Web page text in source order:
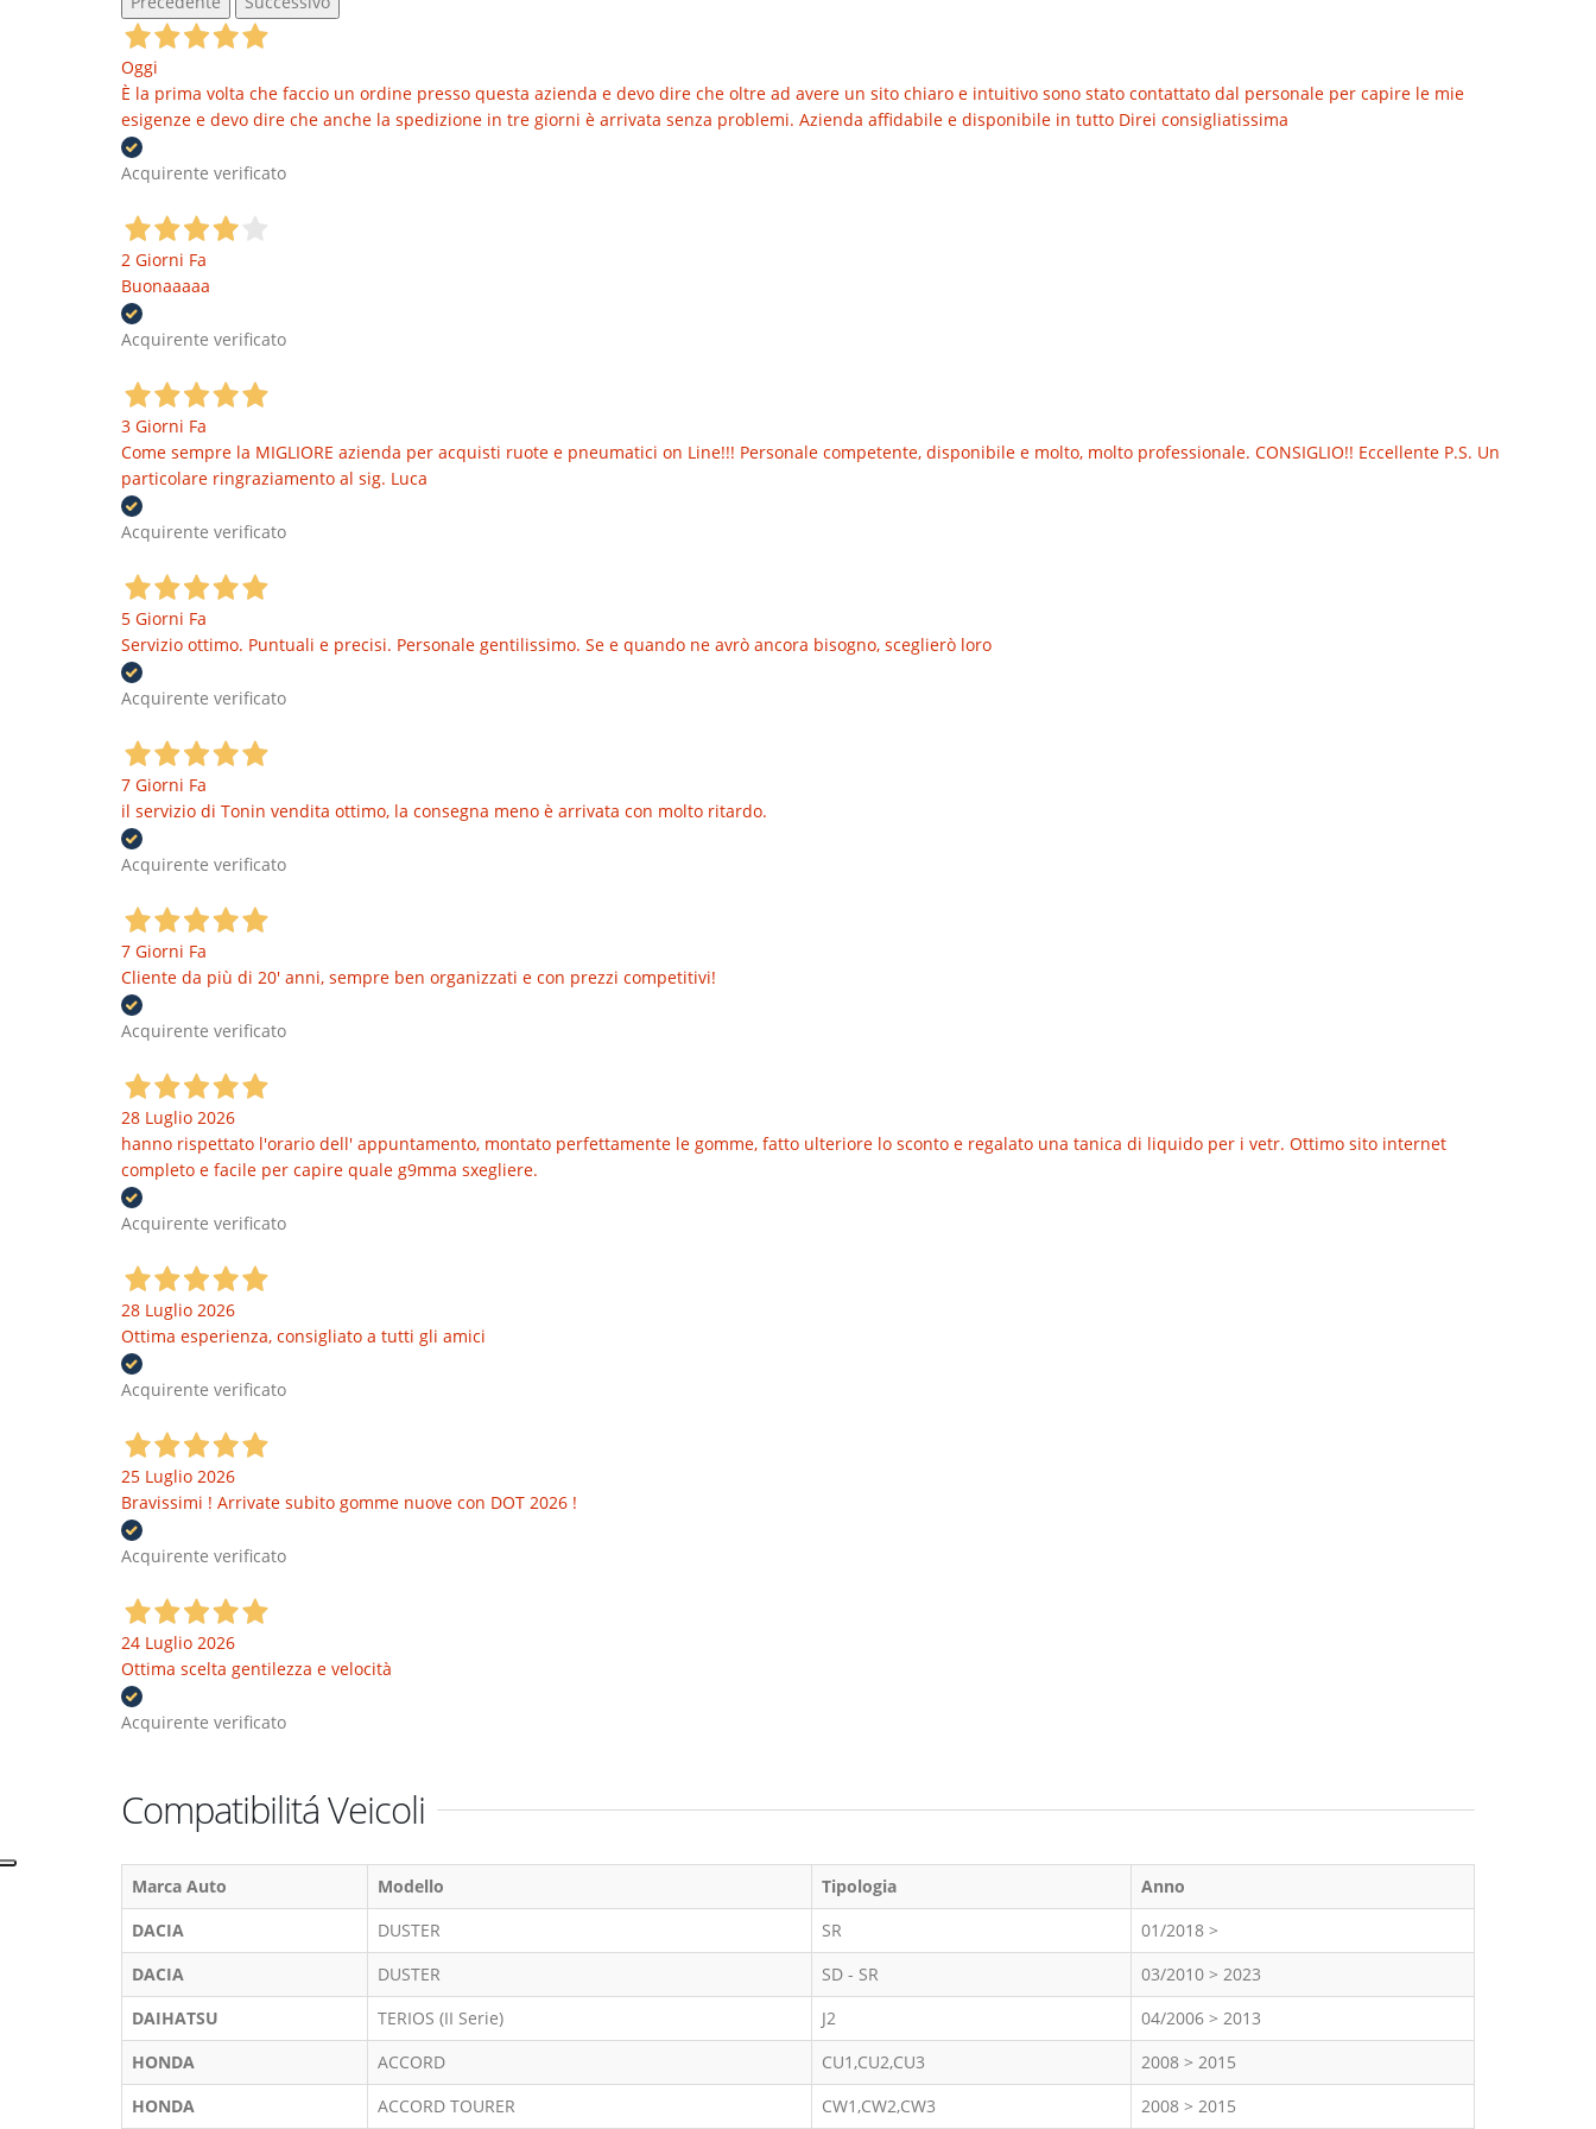
Oggi
È la prima volta che faccio un ordine presso questa azienda e devo dire che oltre ad avere un sito chiaro e intuitivo sono stato contattato dal personale per capire le mie
esigenze e devo dire che anche la spedizione in tre giorni è arrivata senza problemi. Azienda affidabile e disponibile in tutto Direi consigliatissima
Acquirente verificato
2 Giorni Fa
Buonaaaaa
Acquirente verificato
3 Giorni Fa
Come sempre la MIGLIORE azienda per acquisti ruote e pneumatici on Line!!! Personale competente, disponibile e molto, molto professionale. CONSIGLIO!! Eccellente P.S. Un
particolare ringraziamento al sig. Luca
Acquirente verificato
5 Giorni Fa
Servizio ottimo. Puntuali e precisi. Personale gentilissimo. Se e quando ne avrò ancora bisogno, sceglierò loro
Acquirente verificato
7 Giorni Fa
il servizio di Tonin vendita ottimo, la consegna meno è arrivata con molto ritardo.
Acquirente verificato
7 Giorni Fa
Cliente da più di 20' anni, sempre ben organizzati e con prezzi competitivi!
Acquirente verificato
28 Luglio 2026
hanno rispettato l'orario dell' appuntamento, montato perfettamente le gomme, fatto ulteriore lo sconto e regalato una tanica di liquido per i vetr. Ottimo sito internet
completo e facile per capire quale g9mma sxegliere.
Acquirente verificato
28 Luglio 2026
Ottima esperienza, consigliato a tutti gli amici
Acquirente verificato
25 Luglio 2026
Bravissimi ! Arrivate subito gomme nuove con DOT 2026 !
Acquirente verificato
24 Luglio 2026
Ottima scelta gentilezza e velocità
Acquirente verificato
Compatibilitá Veicoli
Marca Auto Modello Tipologia
Anno
DACIA
DUSTER SR
01/2018 >
DACIA
DUSTER SD - SR
03/2010 > 2023
DAIHATSU
TERIOS (II Serie) J2
04/2006 > 2013
HONDA
ACCORD CU1,CU2,CU3
2008 > 2015
HONDA
ACCORD TOURER CW1,CW2,CW3 2008 > 2015